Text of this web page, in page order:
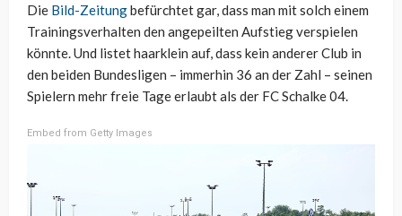
Die Bild-Zeitungbefürchtet gar, dass man mit solch einem
Trainingsverhalten den angepeilten Aufstieg verspielen
könnte. Und listet haarklein auf, dass kein anderer Club in
den beiden Bundesligen – immerhin 36 an der Zahl – seinen
Spielern mehr freie Tage erlaubt als der FC Schalke 04.
Embed from Getty Images